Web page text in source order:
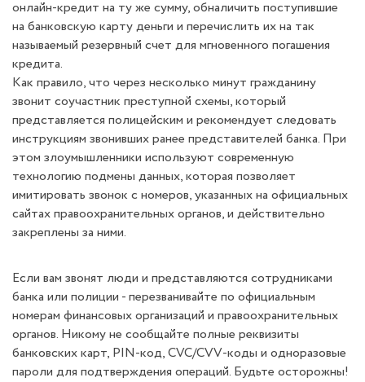
онлайн-кредит на ту же сумму, обналичить поступившие
на банковскую карту деньги и перечислить их на так
называемый резервный счет для мгновенного погашения
кредита.
Как правило, что через несколько минут гражданину
звонит соучастник преступной схемы, который
представляется полицейским и рекомендует следовать
инструкциям звонивших ранее представителей банка. При
этом злоумышленники используют современную
технологию подмены данных, которая позволяет
имитировать звонок с номеров, указанных на официальных
сайтах правоохранительных органов, и действительно
закреплены за ними.
Если вам звонят люди и представляются сотрудниками
банка или полиции - перезванивайте по официальным
номерам финансовых организаций и правоохранительных
органов. Никому не сообщайте полные реквизиты
банковских карт, PIN-код, CVC/CVV-коды и одноразовые
пароли для подтверждения операций. Будьте осторожны!